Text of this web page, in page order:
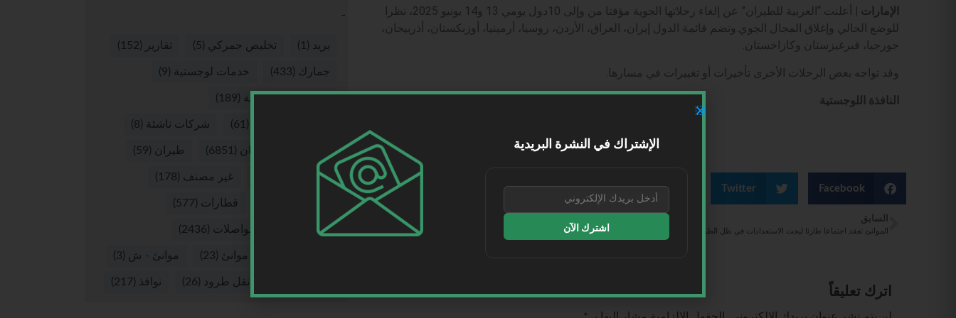
الإمارات |
أعلنت “العربية للطيران” عن إلغاء رحلاتها الجوية مؤقتا من وإلى 10دول يومي 13 و14 يونيو 2025، نظرا
للوضع الحالي وإغلاق المجال الجوي.وتضم قائمة الدول إيران، العراق، الأردن، روسيا، أرمينيا، أوزبكستان، أذربيجان،
جورجيا، قيرغيزستان وكازاخستان.
وقد تواجه بعض الرحلات الأخرى تأخيرات أو تغييرات في مسارها.
النافذة اللوجستية
Facebook
Twitter
LinkedIn
Telegram
WhatsApp
السابق
الموانئ تعقد اجتماعا طارئا لبحث الاستعدادات في ظل الظروف الاقليمية الراهنة
التالي
اترك تعليقاً
بريد (1) تخليص جمركي (5) تقارير (152)
جمارك (433) خدمات لوجستية (9)
شخصيات لوجستية (189)
(61) شركات ناشئة (8)
طيران (6851) طيران (59)
طيران - ش غير مصنف (178)
قطارات (577)
مقالات مواصلات (2436)
موانئ (23) موانئ - ش (3)
نقل طرود (26) نوافذ (217)
الإشتراك في النشرة البريدية
اشترك الآن